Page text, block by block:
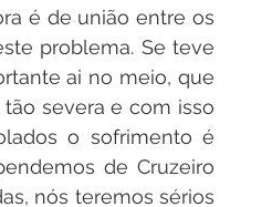
é de união entre os
problema. Se teve
ai no meio, que
severa e com isso
o sofrimento é
de Cruzeiro
nós teremos sérios